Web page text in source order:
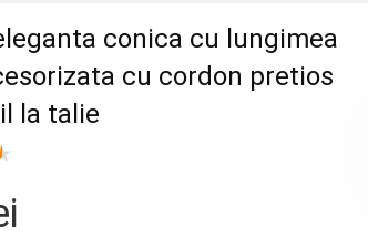
conica cu lungimea
cu cordon pretios
la talie